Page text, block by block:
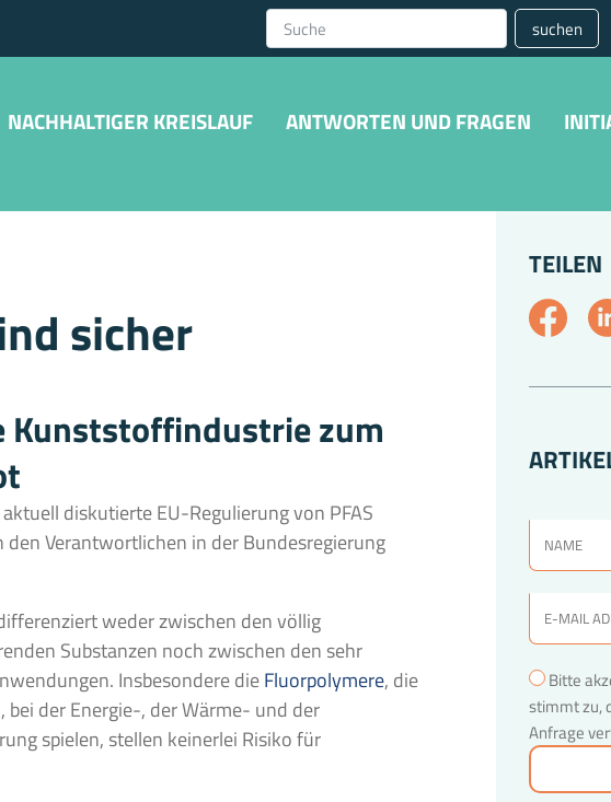
suchen
NACHHALTIGER KREISLAUF ANTWORTEN UND FRAGEN
sicher
Kunststoffindustrie zum
diskutierte EU-Regulierung von PFAS
Verantwortlichen in der Bundesregierung
weder zwischen den völlig
Substanzen noch zwischen den sehr
Insbesondere dieFluorpolymere, die
der Energie-, der Wärme- und der
spielen, stellen keinerlei Risiko für
TEILEN
Bitte
stimmt zu,
Anfrage